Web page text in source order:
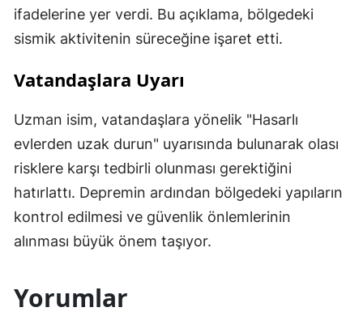
ifadelerine yer verdi. Bu açıklama, bölgedeki
sismik aktivitenin süreceğine işaret etti.
Vatandaşlara Uyarı
Uzman isim, vatandaşlara yönelik "Hasarlı
evlerden uzak durun" uyarısında bulunarak olası
risklere karşı tedbirli olunması gerektiğini
hatırlattı. Depremin ardından bölgedeki yapıların
kontrol edilmesi ve güvenlik önlemlerinin
alınması büyük önem taşıyor.
Yorumlar